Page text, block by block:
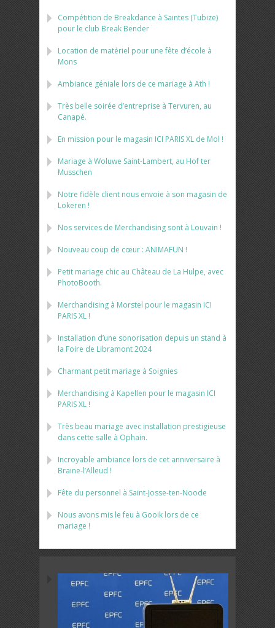
Compétition de Breakdance à Saintes (Tubize)
pour le club Break Bender
Location de matériel pour une fête d’école à
Mons
Ambiance géniale lors de ce mariage à Ath !
Très belle soirée d’entreprise à Tervuren, au
Canapé.
En mission pour le magasin ICI PARIS XL de Mol !
Mariage à Woluwe Saint-Lambert, au Hof ter
Musschen
Notre fidèle client nous envoie à son magasin de
Lokeren !
Nos services de Merchandising sont à Louvain !
Nouveau coup de cœur : ANIMAFUN !
Petit mariage chic au Château de La Hulpe, avec
PhotoBooth.
Merchandising à Morstel pour le magasin ICI
PARIS XL !
Installation d’une sonorisation depuis un stand à
la Foire de Libramont 2024
Charmant petit mariage à Soignies
Merchandising à Kapellen pour le magasin ICI
PARIS XL !
Très beau mariage avec installation prestigieuse
dans cette salle à Ophain.
Incroyable ambiance lors de cet anniversaire à
Braine-l’Alleud !
Fête du personnel à Saint-Josse-ten-Noode
Nous avons mis le feu à Gooik lors de ce
mariage !